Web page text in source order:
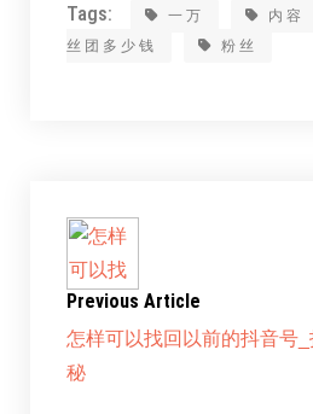
Tags: 一万 内容
丝团多少钱
粉丝
Previous Article
怎样可以找回以前的抖音号
秘